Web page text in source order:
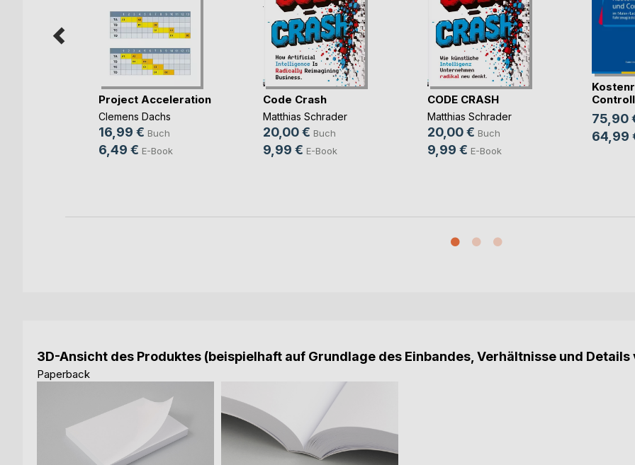
Project Acceleration
Clemens Dachs
16,99 € Buch
6,49 € E-Book
Code Crash
Matthias Schrader
20,00 € Buch
9,99 € E-Book
CODE CRASH
Matthias Schrader
20,00 € Buch
9,99 € E-Book
75,90
64,99
3D-Ansicht des Produktes (beispielhaft auf Grundlage des Einbandes, Verhältnisse und
Paperback